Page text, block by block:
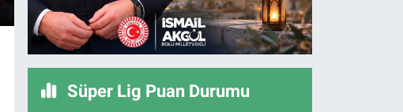
Süper Lig Puan Durumu